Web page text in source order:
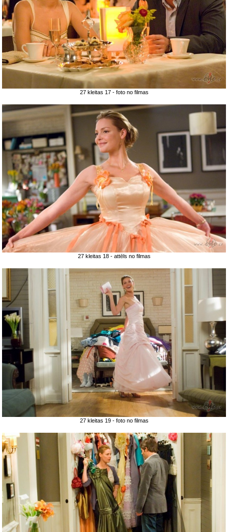
27 kleitas 17 - foto no filmas
27 kleitas 18 - attēls no filmas
27 kleitas 19 - foto no filmas